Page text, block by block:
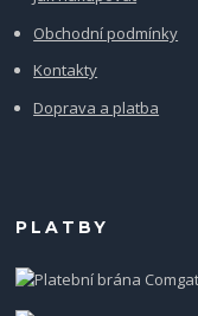
Obchodní podmínky
Kontakty
Doprava a platba
PLATBY